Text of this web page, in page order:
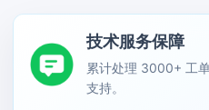
技术服务保障
累计处理 3000+ 工
支持。